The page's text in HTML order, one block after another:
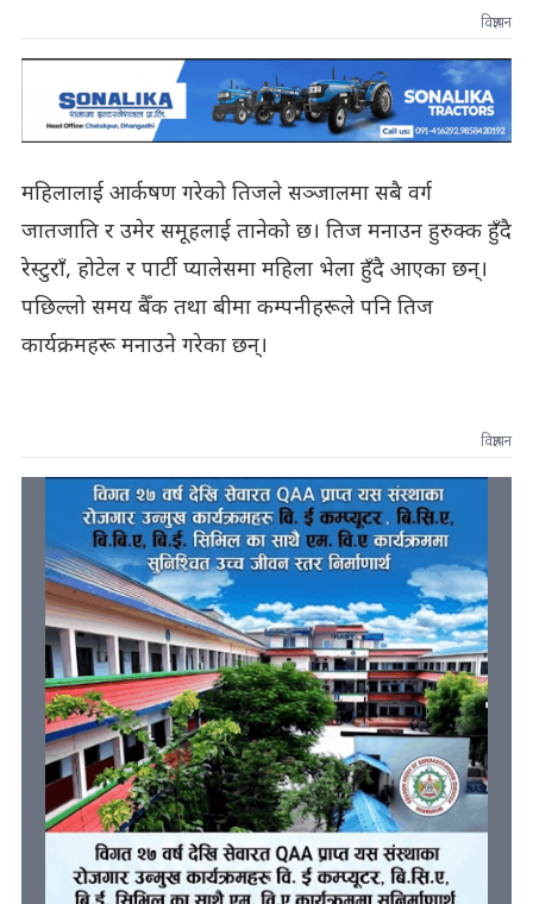
विज्ञापन
महिलालाई आर्कषण गरेको तिजले सञ्जालमा सबै वर्ग
जातजाति र उमेर समूहलाई तानेको छ। तिज मनाउन हुरुक्क हुँदै
रेस्टुराँ, होटेल र पार्टी प्यालेसमा महिला भेला हुँदै आएका छन्।
पछिल्लो समय बैँक तथा बीमा कम्पनीहरूले पनि तिज
कार्यक्रमहरू मनाउने गरेका छन्।
विज्ञापन